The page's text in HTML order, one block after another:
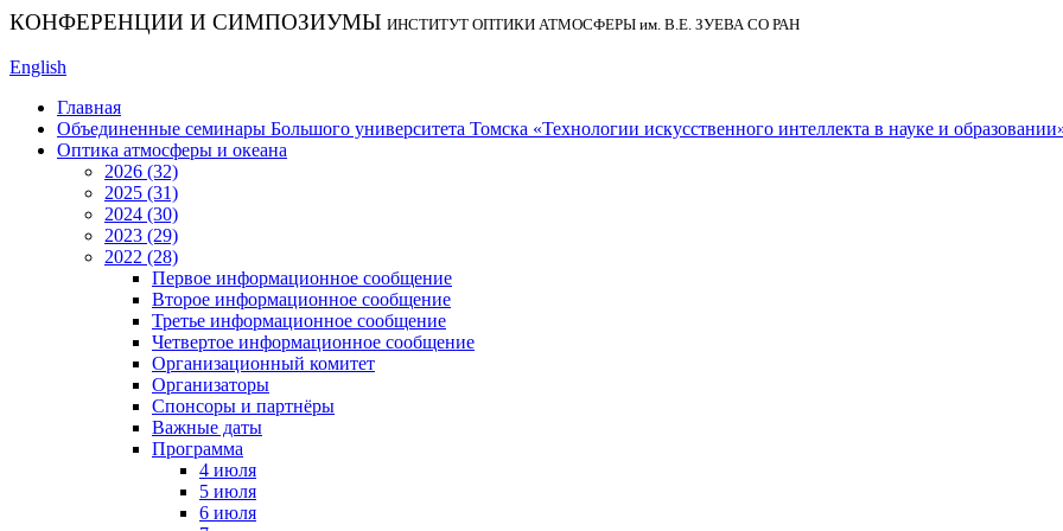
КОНФЕРЕНЦИИ И СИМПОЗИУМЫ ИНСТИТУТ ОПТИКИ АТМОСФЕРЫ им. В.Е. ЗУЕВА СО РАН
English
Главная
Объединенные семинары Большого университета Томска «Технологии искусственного интеллекта в науке и
Оптика атмосферы и океана
2026 (32)
2025 (31)
2024 (30)
2023 (29)
2022 (28)
Первое информационное сообщение
Второе информационное сообщение
Третье информационное сообщение
Четвертое информационное сообщение
Организационный комитет
Организаторы
Спонсоры и партнёры
Важные даты
Программа
4 июля
5 июля
6 июля